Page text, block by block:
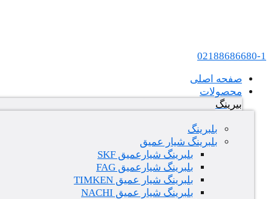
02188686680-1
صفحه اصلی
محصولات
بیرینگ
بلبرینگ
بلبرینگ شیار عمیق
بلبرینگ شیارعمیق SKF
بلبرینگ شیارعمیق FAG
بلبرینگ شیار عمیق TIMKEN
بلبرینگ شیار عمیق NACHI